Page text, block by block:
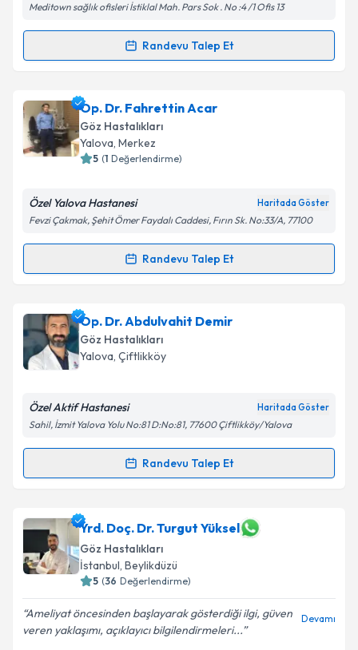
Kişisel verilerimin işlenmesine ilişkin
Metni'ni okudum ve kişisel verilerimin belirtilen
Takvim Talebini Gönder
Meditown sağlık ofisleri İstiklal Mah. Pars Sok . No :4 /1 Ofis 13
Randevu Talep Et
Randevu Takvimi Talebi
Op. Dr. Önder Taşyeneniçin randevu takvimi talebi
oluşturun. Size bu uzmandan randevu almanız için bir
takvim hazırlandığında e-posta ile bilgilendireceğiz.
Kişisel verilerimin işlenmesine ilişkinAydınlatma
'ni okudum ve kişisel verilerimin belirtilen
Takvim Talebini Gönder
Op. Dr. Fahrettin Acar
Göz Hastalıkları
Yalova, Merkez
5 (1 Değerlendirme)
Özel Yalova Hastanesi Haritada Göster
Fevzi Çakmak, Şehit Ömer Faydalı Caddesi, Fırın Sk. No:33/A, 77100
Randevu Talep Et
Randevu Takvimi Talebi
Op. Dr. Fahrettin Acariçin randevu takvimi talebi
oluşturun. Size bu uzmandan randevu almanız için bir
takvim hazırlandığında e-posta ile bilgilendireceğiz.
Kişisel verilerimin işlenmesine ilişkin
Metni'ni okudum ve kişisel verilerimin belirtilen
Takvim Talebini Gönder
Op. Dr. Abdulvahit Demir
Göz Hastalıkları
Yalova, Çiftlikköy
Özel Aktif Hastanesi Haritada Göster
Sahil, İzmit Yalova Yolu No:81 D:No:81, 77600 Çiftlikköy/Yalova
Randevu Talep Et
Randevu Takvimi Talebi
Op. Dr. Abdulvahit Demiriçin randevu takvimi talebi
oluşturun. Size bu uzmandan randevu almanız için bir
takvim hazırlandığında e-posta ile bilgilendireceğiz.
E-posta Adresiniz
Yrd. Doç. Dr. Turgut Yüksel
Göz Hastalıkları
İstanbul, Beylikdüzü
5 (36 Değerlendirme)
Ameliyat öncesinden başlayarak gösterdiği ilgi, güven
veren yaklaşımı, açıklayıcı bilgilendirmeleri...
Devamı